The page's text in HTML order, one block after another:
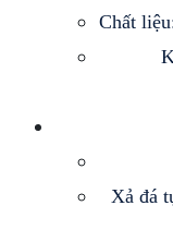
Chất
Xả đá